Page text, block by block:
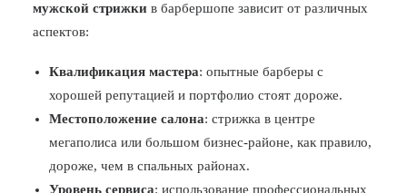
мужской стрижки в барбершопе зависит от различных
аспектов:
Квалификация мастера: опытные барберы с
хорошей репутацией и портфолио стоят дороже.
Местоположение салона: стрижка в центре
мегаполиса или большом бизнес-районе, как правило,
дороже, чем в спальных районах.
Уровень сервиса: использование профессиональных